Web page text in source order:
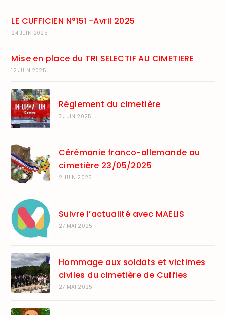
LE CUFFICIEN N°151 -Avril 2025
24 JUIN 2025
Mise en place du TRI SELECTIF AU CIMETIERE
12 JUIN 2025
Réglement du cimetière
3 JUIN 2025
Cérémonie franco-allemande au
cimetière 23/05/2025
2 JUIN 2025
Suivre l’actualité avec MAELIS
27 MAI 2025
Hommage aux soldats et victimes
civiles du cimetière de Cuffies
27 MAI 2025